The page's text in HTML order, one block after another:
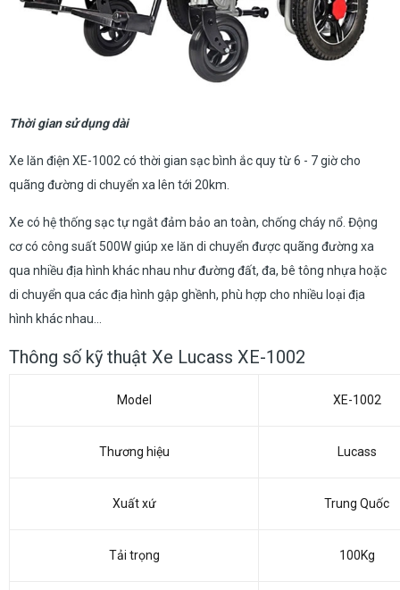
Thời gian sử dụng dài
Xe lăn điện XE-1002 có thời gian sạc bình ắc quy từ 6 - 7 giờ cho
quãng đường di chuyển xa lên tới 20km.
Xe có hệ thống sạc tự ngắt đảm bảo an toàn, chống cháy nổ. Động
cơ có công suất 500W giúp xe lăn di chuyển được quãng đường xa
qua nhiều địa hình khác nhau như đường đất, đa, bê tông nhựa hoặc
di chuyển qua các địa hình gập ghềnh, phù hợp cho nhiều loại địa
hình khác nhau...
Thông số kỹ thuật Xe Lucass XE-1002
Model XE-1002
Thương hiệu Lucass
Xuất xứ Trung Quốc
Tải trọng 100Kg